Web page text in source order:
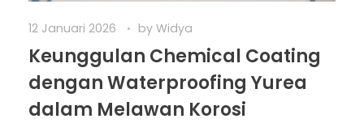
12 Januari 2026 by Widya
Keunggulan Chemical Coating
dengan Waterproofing Yurea
dalam Melawan Korosi